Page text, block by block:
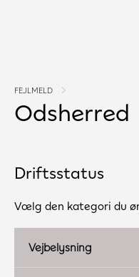
FEJLMELD
Odsherred
Driftsstatus
Vælg den kategori du
Vejbelysning